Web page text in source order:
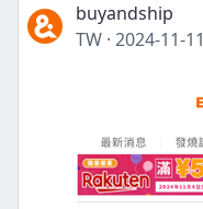
buyandship
TW · 2024-11-11